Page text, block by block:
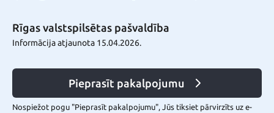
Rīgas valstspilsētas pašvaldība
Informācija atjaunota 15.04.2026.
Pieprasīt pakalpojumu
Nospiežot pogu "Pieprasīt pakalpojumu", Jūs tiksiet pārvirzīts uz e-